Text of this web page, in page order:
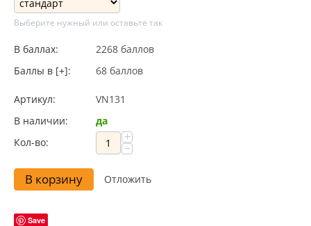
Выберите нужный или оставьте так
В баллах:
2268 баллов
Баллы в [+]:
68 баллов
Артикул:
VN131
В наличии:
да
Кол-во:
+
−
В корзину Отложить
Save